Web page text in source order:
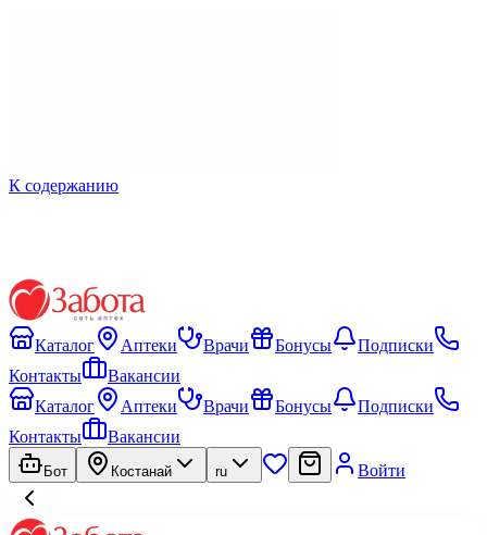
К содержанию
Каталог Аптеки Врачи Бонусы
Подписки
Контакты
Вакансии
Каталог
Аптеки Врачи Бонусы
Подписки
Контакты
Вакансии
Бот Костанай ru Войти